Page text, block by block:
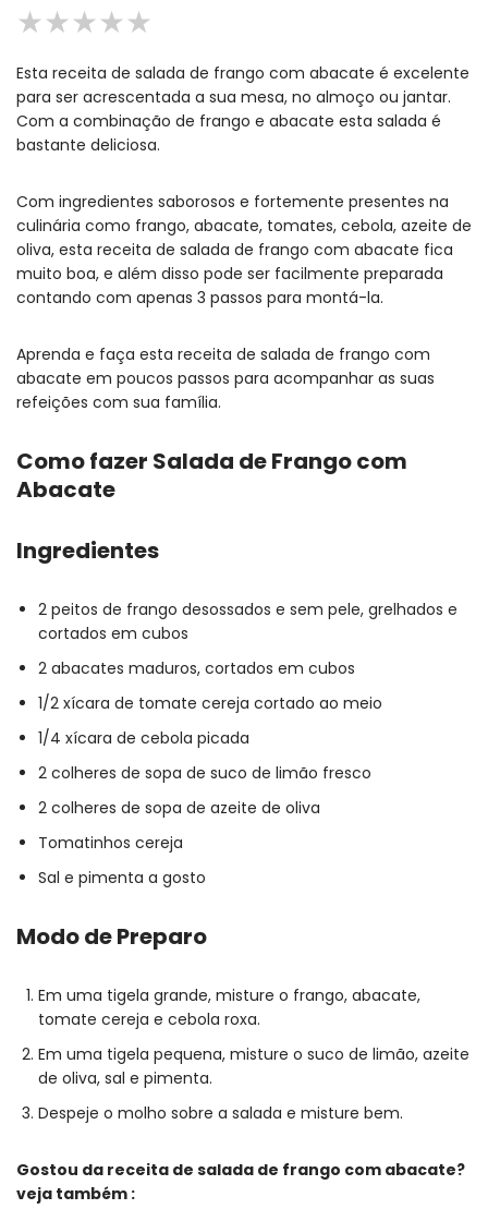
★★★★★
Esta receita de salada de frango com abacate é excelente
para ser acrescentada a sua mesa, no almoço ou jantar.
Com a combinação de frango e abacate esta salada é
bastante deliciosa.
Com ingredientes saborosos e fortemente presentes na
culinária como frango, abacate, tomates, cebola, azeite de
oliva, esta receita de salada de frango com abacate fica
muito boa, e além disso pode ser facilmente preparada
contando com apenas 3 passos para montá-la.
Aprenda e faça esta receita de salada de frango com
abacate em poucos passos para acompanhar as suas
refeições com sua família.
Como fazer Salada de Frango com
Abacate
Ingredientes
2 peitos de frango desossados e sem pele, grelhados e
cortados em cubos
2 abacates maduros, cortados em cubos
1/2 xícara de tomate cereja cortado ao meio
1/4 xícara de cebola picada
2 colheres de sopa de suco de limão fresco
2 colheres de sopa de azeite de oliva
Tomatinhos cereja
Sal e pimenta a gosto
Modo de Preparo
Em uma tigela grande, misture o frango, abacate,
tomate cereja e cebola roxa.
Em uma tigela pequena, misture o suco de limão, azeite
de oliva, sal e pimenta.
Despeje o molho sobre a salada e misture bem.
Gostou da receita de salada de frango com abacate?
veja também :